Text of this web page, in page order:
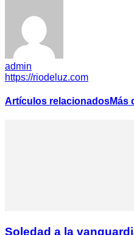
admin
https://riodeluz.com
Artículos relacionadosMás
Soledad a la